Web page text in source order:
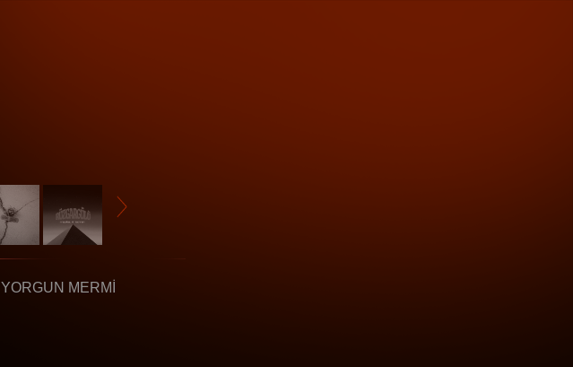
YORGUN MERMİ